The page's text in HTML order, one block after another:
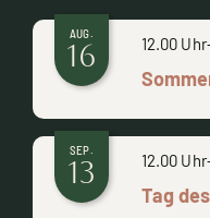
AUG.
16 12.00 Uhr
SEP.
13 12.00 Uhr
Tag